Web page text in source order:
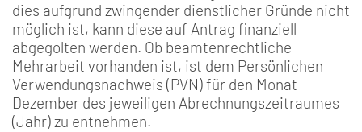
dies aufgrund zwingender dienstlicher Gründe nicht
möglich ist, kann diese auf Antrag finanziell
abgegolten werden. Ob beamtenrechtliche
Mehrarbeit vorhanden ist, ist dem Persönlichen
Verwendungsnachweis (PVN) für den Monat
Dezember des jeweiligen Abrechnungszeitraumes
(Jahr) zu entnehmen.